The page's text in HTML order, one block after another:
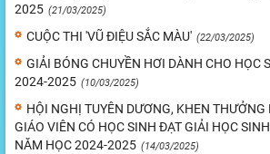
2025 (21/03/2025)
CUỘC THI 'VŨ ĐIỆU SẮC MÀU' (22/03/2025)
GIẢI BÓNG CHUYỀN HƠI DÀNH CHO HỌC
2024-2025 (10/03/2025)
HỘI NGHỊ TUYÊN DƯƠNG, KHEN THƯỞNG
GIÁO VIÊN CÓ HỌC SINH ĐẠT GIẢI HỌC
NĂM HỌC 2024-2025 (14/03/2025)